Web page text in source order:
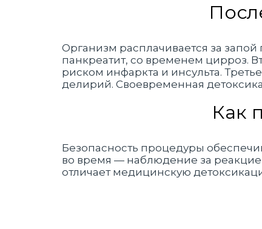
Организм расплачивается за
панкреатит, со временем цирроз.
риском инфаркта и инсульта.
делирий. Своевременная
Как
Безопасность процедуры
во время — наблюдение за
отличает медицинскую